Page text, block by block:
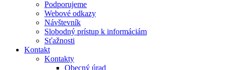
Podporujeme
Webové odkazy
Návštevník
Slobodný prístup k informáciám
Sťažnosti
Kontakt
Kontakty
Obecný úrad